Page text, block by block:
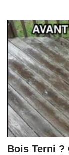
Bois Terni ?